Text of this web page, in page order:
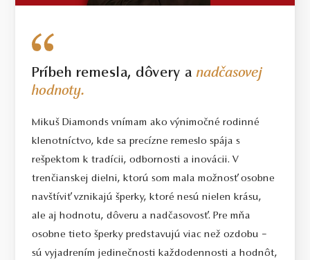
Príbeh remesla, dôvery anadčasovej
hodnoty.
Mikuš Diamonds vnímam ako výnimočné rodinné
klenotníctvo, kde sa precízne remeslo spája s
rešpektom k tradícii, odbornosti a inovácii. V
trenčianskej dielni, ktorú som mala možnosť osobne
navštíviť vznikajú šperky, ktoré nesú nielen krásu,
ale aj hodnotu, dôveru a nadčasovosť. Pre mňa
osobne tieto šperky predstavujú viac než ozdobu –
sú vyjadrením jedinečnosti každodennosti a hodnôt,